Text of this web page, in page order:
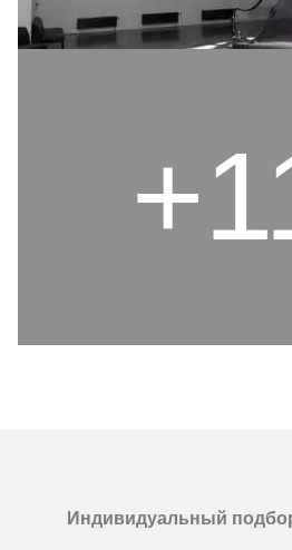
Индивидуальный